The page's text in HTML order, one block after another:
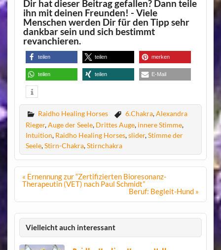
Dir hat dieser Beitrag gefallen? Dann teile
ihn mit deinen Freunden! - Viele
Menschen werden Dir für den Tipp sehr
dankbar sein und sich bestimmt
revanchieren.
teilen teilen merken
teilen teilen E-Mail
Raidho Healing Horses 6.Chakra,Alexandra
Rieger,Auge der Seele, Drittes Auge, innere Stimme,
Intuition, Raidho Healing Horses,slider,Stimme der
Seele,Stirn-Chakra,Stirnchakra
Beitragsnavigation
« Ernennung zur “Zertifizierten Bioresonanz-
Therapeutin (VET) nach Paul Schmidt”
Beruf: Begleit-Hund »
Vielleicht auch interessant